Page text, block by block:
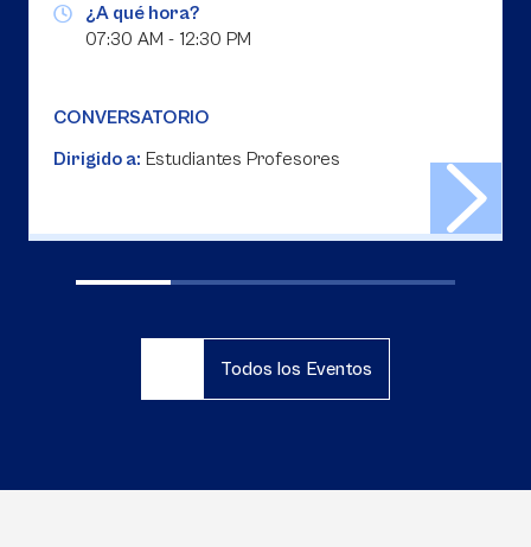
¿A qué hora?
07:30 AM - 12:30 PM
CONVERSATORIO
Dirigido a: Estudiantes Profesores
Todos los Eventos